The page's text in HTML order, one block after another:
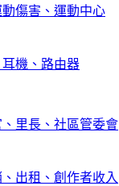
傷害、運動中心
機、路由器
里長、社區管委會
出租、創作者收入